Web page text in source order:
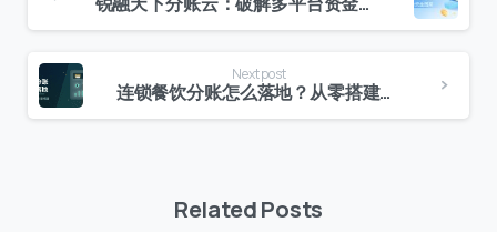
Next post
连锁餐饮分账怎么落地？从零搭建智能分账体系全流程实操
Related Posts
提交
我们通常的回复时间：30 分钟内